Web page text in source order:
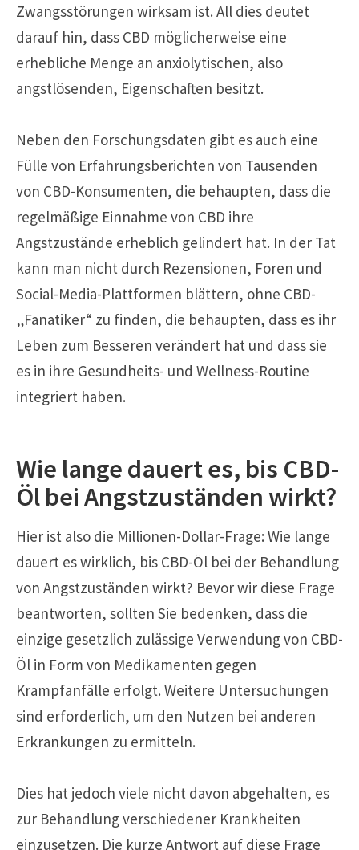
Zwangsstörungen wirksam ist. All dies deutet
darauf hin, dass CBD möglicherweise eine
erhebliche Menge an anxiolytischen, also
angstlösenden, Eigenschaften besitzt.
Neben den Forschungsdaten gibt es auch eine
Fülle von Erfahrungsberichten von Tausenden
von CBD-Konsumenten, die behaupten, dass die
regelmäßige Einnahme von CBD ihre
Angstzustände erheblich gelindert hat. In der Tat
kann man nicht durch Rezensionen, Foren und
Social-Media-Plattformen blättern, ohne CBD-
„Fanatiker“ zu finden, die behaupten, dass es ihr
Leben zum Besseren verändert hat und dass sie
es in ihre Gesundheits- und Wellness-Routine
integriert haben.
Wie lange dauert es, bis CBD-
Öl bei Angstzuständen wirkt?
Hier ist also die Millionen-Dollar-Frage: Wie lange
dauert es wirklich, bis CBD-Öl bei der Behandlung
von Angstzuständen wirkt? Bevor wir diese Frage
beantworten, sollten Sie bedenken, dass die
einzige gesetzlich zulässige Verwendung von CBD-
Öl in Form von Medikamenten gegen
Krampfanfälle erfolgt. Weitere Untersuchungen
sind erforderlich, um den Nutzen bei anderen
Erkrankungen zu ermitteln.
Dies hat jedoch viele nicht davon abgehalten, es
zur Behandlung verschiedener Krankheiten
einzusetzen. Die kurze Antwort auf diese Frage